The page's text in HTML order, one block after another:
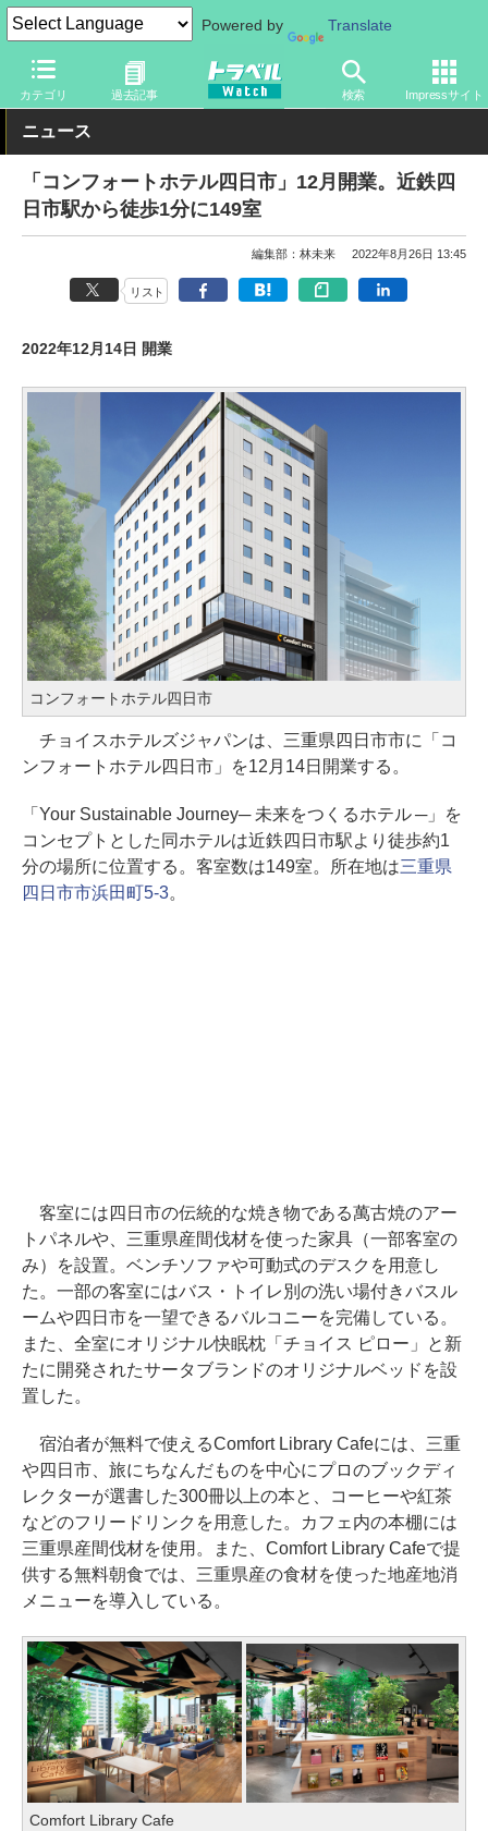
Powered by Translate
カテゴリ 過去記事 検索 Impressサイト
トラベル Watch 旅の情報 ホテル・旅館
ニュース
「コンフォートホテル四日市」12月開業。近鉄四
日市駅から徒歩1分に149室
編集部：林未来 2022年8月26日 13:45
リスト
2022年12月14日 開業
コンフォートホテル四日市
チョイスホテルズジャパンは、三重県四日市市に「コ
ンフォートホテル四日市」を12月14日開業する。
「Your Sustainable Journey─ 未来をつくるホテル ─」を
コンセプトとした同ホテルは近鉄四日市駅より徒歩約1
分の場所に位置する。客室数は149室。所在地は三重県
四日市市浜田町5-3。
客室には四日市の伝統的な焼き物である萬古焼のアー
トパネルや、三重県産間伐材を使った家具（一部客室の
み）を設置。ベンチソファや可動式のデスクを用意し
た。一部の客室にはバス・トイレ別の洗い場付きバスル
ームや四日市を一望できるバルコニーを完備している。
また、全室にオリジナル快眠枕「チョイス ピロー」と新
たに開発されたサータブランドのオリジナルベッドを設
置した。
宿泊者が無料で使えるComfort Library Cafeには、三重
や四日市、旅にちなんだものを中心にプロのブックディ
レクターが選書した300冊以上の本と、コーヒーや紅茶
などのフリードリンクを用意した。カフェ内の本棚には
三重県産間伐材を使用。また、Comfort Library Cafeで提
供する無料朝食では、三重県産の食材を使った地産地消
メニューを導入している。
Comfort Library Cafe